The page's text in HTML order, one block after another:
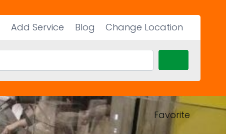
Add Service Blog Change Location
Favorite